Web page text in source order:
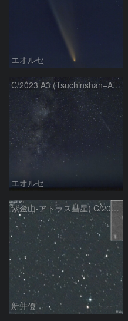
エオルセ
C/2023 A3 (Tsuchinshan–ATLAS)と天の川
エオルセ
紫金山-アトラス彗星( C/2023A3 )：2025/09/16
新井優